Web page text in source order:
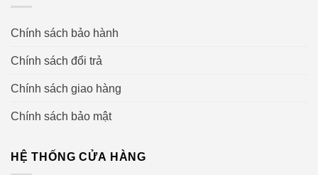
Chính sách bảo hành
Chính sách đổi trả
Chính sách giao hàng
Chính sách bảo mật
HỆ THỐNG CỬA HÀNG